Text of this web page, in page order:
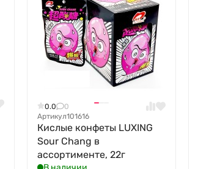
0.0
0
Артикул101616
Кислые конфеты LUXING
Sour Chang в
ассортименте, 22г